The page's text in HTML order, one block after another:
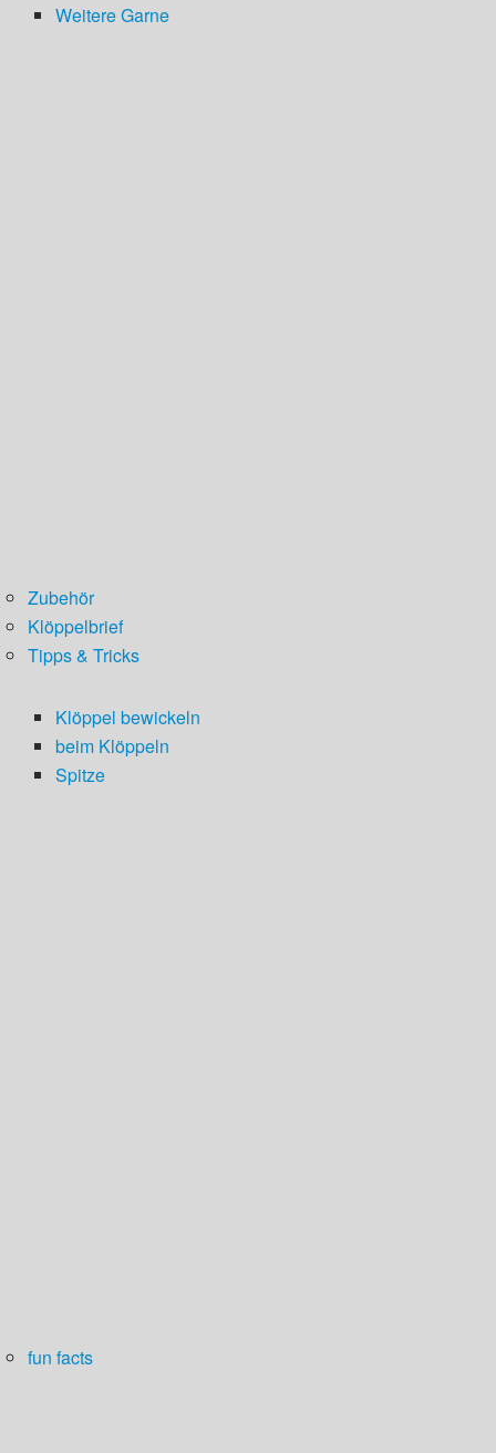
Weitere Garne
Zubehör
Klöppelbrief
Tipps & Tricks
Klöppel bewickeln
beim Klöppeln
Spitze
fun facts